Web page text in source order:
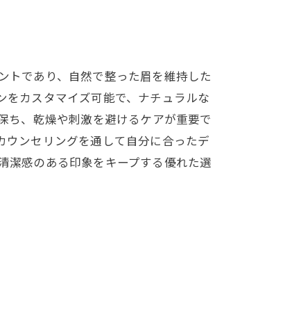
トであり、自然で整った眉を維持した
カスタマイズ可能で、ナチュラルな
ち、乾燥や刺激を避けるケアが重要で
ンセリングを通して自分に合ったデ
潔感のある印象をキープする優れた選